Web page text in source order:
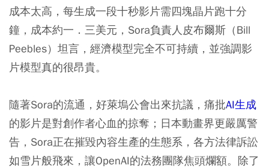
成本太高，每生成一段十秒影片需四塊晶片跑十分
鐘，成本約一．三美元，Sora負責人皮布爾斯（Bill
Peebles）坦言，經濟模型完全不可持續，並強調影
片模型真的很昂貴。
隨著Sora的流通，好萊塢公會出來抗議，痛批AI生成
的影片是對創作者心血的掠奪；日本動畫界更嚴厲警
告，Sora正在摧毀內容生產的生態系，各方法律訴訟
如雪片般飛來，讓OpenAI的法務團隊焦頭爛額。除了